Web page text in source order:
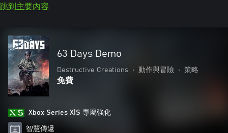
跳到主要內容
63 Days Demo
Destructive Creations • 動作與冒險 • 策略
免費
Xbox Series X|S 專屬強化
智慧傳遞